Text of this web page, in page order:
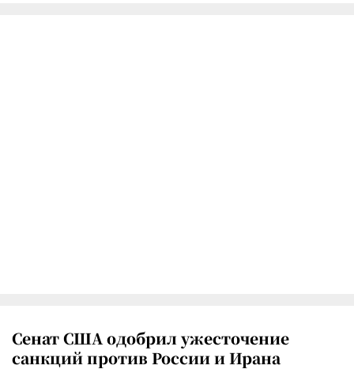
Сенат США одобрил ужесточение
санкций против России и Ирана